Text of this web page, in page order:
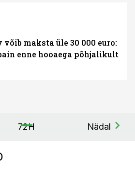
võib maksta üle 30 000 euro:
enne hooaega põhjalikult
72H Nädal